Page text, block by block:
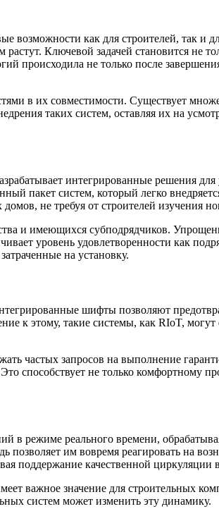
возможности как для строителей, так и
Ключевой задачей становится не
происходила не только после
в их совместимости. Существует
таких систем, оставляя их на
интегрированные решения
пакет систем, который легко
не требуя от строителей изучения
и имеющихся субподрядчиков.
уровень удовлетворенности как
на установку.
шифты позволяют
к этому, такие системы, как RIoT,
частых запросов на выполнение
способствует не только комфортному
режиме реального времени,
позволяет им вовремя реагировать на
поддержание качественной циркуляции
важное значение для строительных
систем может изменить эту динамику.